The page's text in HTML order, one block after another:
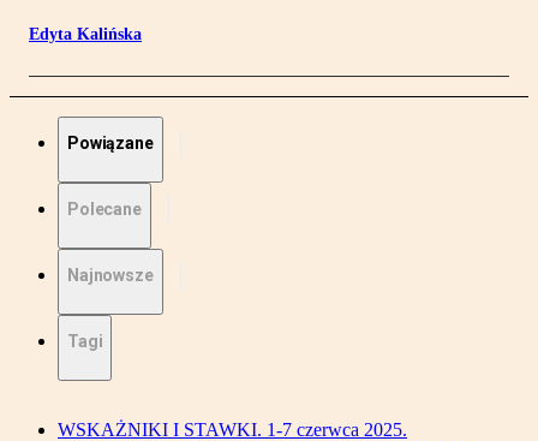
Edyta Kalińska
Powiązane
Polecane
Najnowsze
Tagi
WSKAŻNIKI I STAWKI. 1-7 czerwca 2025.